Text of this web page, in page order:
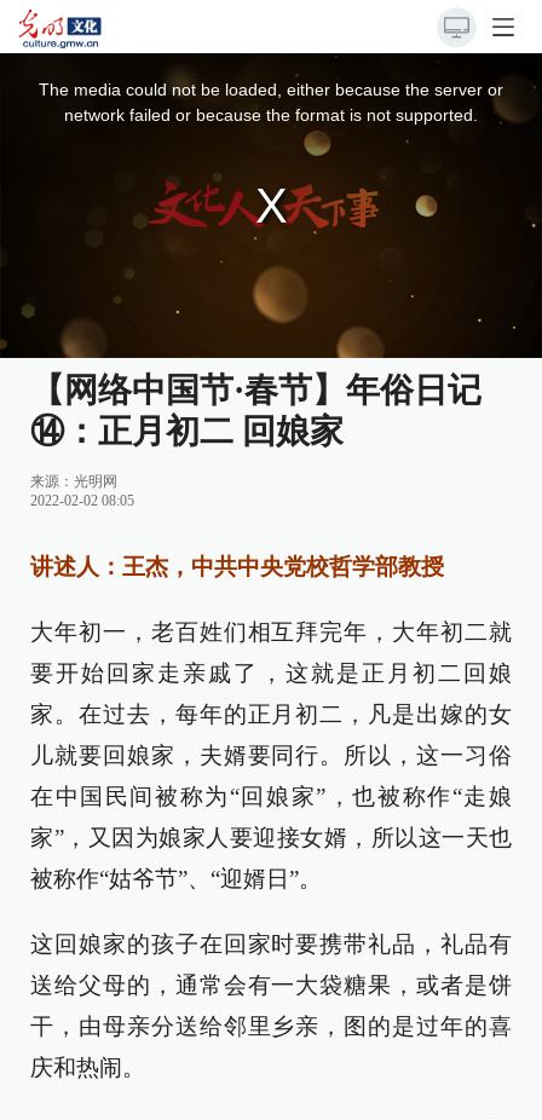
The media could not be loaded, either because the server or
network failed or because the format is not supported.
【网络中国节·春节】年俗日记
⑭：正月初二 回娘家
来源： 光明网
2022-02-02 08:05
讲述人：王杰，中共中央党校哲学部教授
大年初一，老百姓们相互拜完年，大年初二就
要开始回家走亲戚了，这就是正月初二回娘
家。在过去，每年的正月初二，凡是出嫁的女
儿就要回娘家，夫婿要同行。所以，这一习俗
在中国民间被称为“回娘家”，也被称作“走娘
家”，又因为娘家人要迎接女婿，所以这一天也
被称作“姑爷节”、“迎婿日”。
这回娘家的孩子在回家时要携带礼品，礼品有
送给父母的，通常会有一大袋糖果，或者是饼
干，由母亲分送给邻里乡亲，图的是过年的喜
庆和热闹。